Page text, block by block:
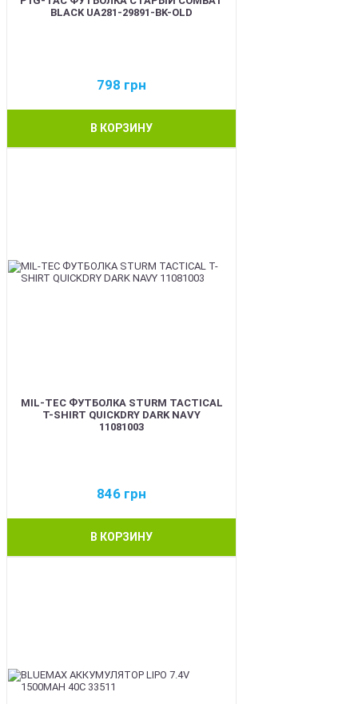
BLACK UA281-29891-BK-OLD
798 грн
В КОРЗИНУ
MIL-TEC ФУТБОЛКА STURM TACTICAL
T-SHIRT QUICKDRY DARK NAVY
11081003
846 грн
В КОРЗИНУ